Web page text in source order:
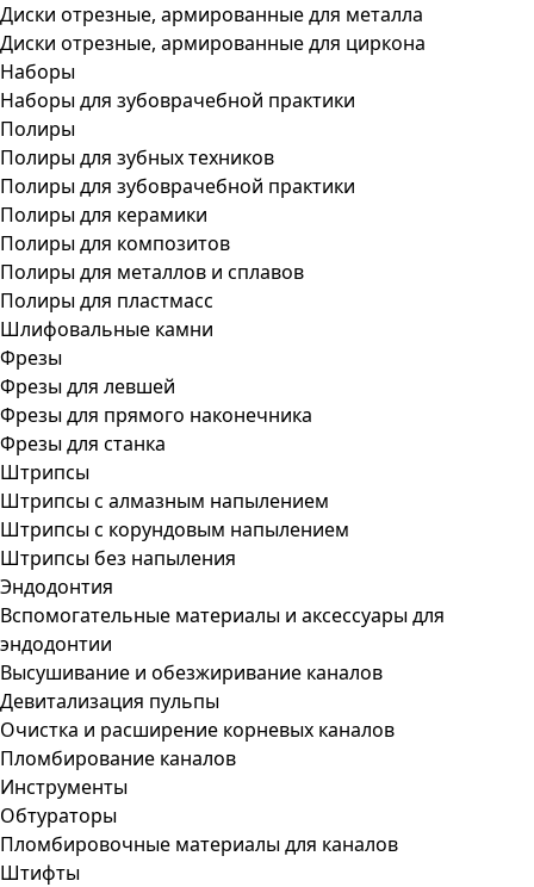
Диски отрезные, армированные для металла
Диски отрезные, армированные для циркона
Наборы
Наборы для зубоврачебной практики
Полиры
Полиры для зубных техников
Полиры для зубоврачебной практики
Полиры для керамики
Полиры для композитов
Полиры для металлов и сплавов
Полиры для пластмасс
Шлифовальные камни
Фрезы
Фрезы для левшей
Фрезы для прямого наконечника
Фрезы для станка
Штрипсы
Штрипсы c алмазным напылением
Штрипсы c корундовым напылением
Штрипсы без напыления
Эндодонтия
Вспомогательные материалы и аксессуары для
эндодонтии
Высушивание и обезжиривание каналов
Девитализация пульпы
Очистка и расширение корневых каналов
Пломбирование каналов
Инструменты
Обтураторы
Пломбировочные материалы для каналов
Штифты